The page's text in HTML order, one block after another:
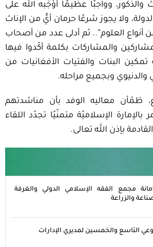
والذكور، وواجبًا عظيمًا أوْجَبه الله على
ولا يجوز شرعًا حرمان أيٍّ من الإناث
أنواع العلوم”.. ثم أدلى عدد من أصحاب
والمشاركات بكلمة أكّدوا فيها
البنات والفتيات الأفغانيات من
والدنيوي وبجميع مراحله.
طَمْأن معاليه الوفد بأن مناشدتهم
الإسلاميّة متمنّيًا تجدّد اللقاء
بإذن الله تعالى.
مجمع الفقه الإسلامي الدولي والغرفة
والزراعة
التاسع والخمسين لمديري الإدارات